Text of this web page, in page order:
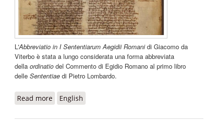
L'Abbreviatio in I Sententiarum Aegidii Romanidi Giacomo da
Viterbo è stata a lungo considerata una forma abbreviata
della ordinatio del Commento di Egidio Romano al primo libro
delle Sententiae di Pietro Lombardo.
Read more about Abbreviatio in I Sententiarum Aegidii
English